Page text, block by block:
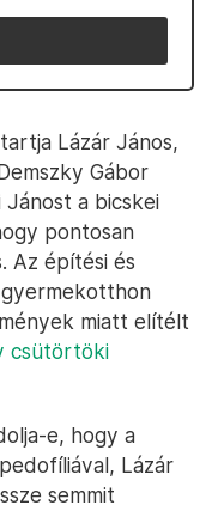
Lázár János,
Gábor
a bicskei
pontosan
Az építési és
miatt elítélt
csütörtöki
e, hogy a
Lázár
semmit